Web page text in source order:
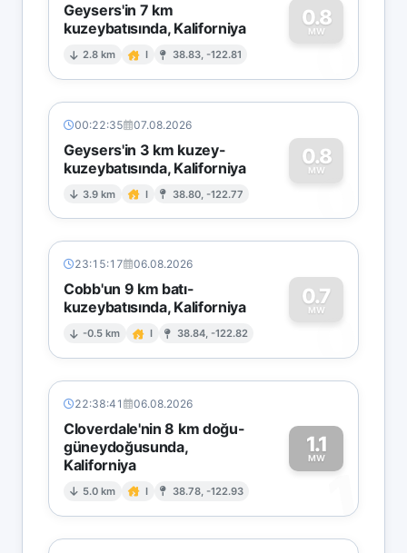
Geysers'in 7 km
kuzeybatısında, Kaliforniya
2.8 km I 38.83, -122.81
0.8
MW
0
00:22:35 07.08.2026
Geysers'in 3 km kuzey-
kuzeybatısında, Kaliforniya
3.9 km I 38.80, -122.77
0.8
MW
0
23:15:17 06.08.2026
Cobb'un 9 km batı-
kuzeybatısında, Kaliforniya
-0.5 km I 38.84, -122.82
0.7
MW
0
22:38:41 06.08.2026
Cloverdale'nin 8 km doğu-
güneydoğusunda,
Kaliforniya
5.0 km I 38.78, -122.93
1.1
MW
1